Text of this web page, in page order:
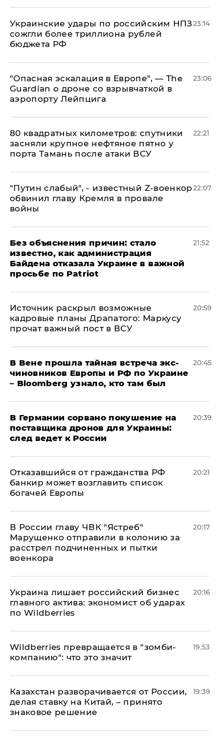
Украинские удары по российским НПЗ
сожгли более триллиона рублей
бюджета РФ
23:14
"Опасная эскалация в Европе", — The
Guardian о дроне со взрывчаткой в
аэропорту Лейпцига
23:06
80 квадратных километров: спутники
засняли крупное нефтяное пятно у
порта Тамань после атаки ВСУ
22:21
​"Путин слабый", - известный Z-военкор
обвинил главу Кремля в провале
войны
22:07
Без объяснения причин: стало
известно, как администрация
Байдена отказала Украине в важной
просьбе по Patriot
21:52
​Источник раскрыл возможные
кадровые планы Драпатого: Маркусу
прочат важный пост в ВСУ
20:59
В Вене прошла тайная встреча экс-
чиновников Европы и РФ по Украине
– Bloomberg узнало, кто там был
20:45
​В Германии сорвано покушение на
поставщика дронов для Украины:
след ведет к России
20:39
Отказавшийся от гражданства РФ
банкир может возглавить список
богачей Европы
20:21
В России главу ЧВК "Ястреб"
Марущенко отправили в колонию за
расстрел подчиненных и пытки
военкора
20:17
​Украина лишает российский бизнес
главного актива: экономист об ударах
по Wildberries
20:16
Wildberries превращается в "зомби-
компанию": что это значит
19:53
Казахстан разворачивается от России,
делая ставку на Китай, – принято
знаковое решение
19:39